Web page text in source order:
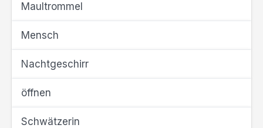
Maultrommel
Mensch
Nachtgeschirr
öffnen
Schwätzerin